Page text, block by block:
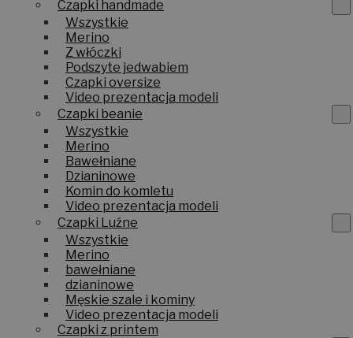
Czapki handmade
Wszystkie
Merino
Z włóczki
Podszyte jedwabiem
Czapki oversize
Video prezentacja modeli
Czapki beanie
Wszystkie
Merino
Bawełniane
Dzianinowe
Komin do komletu
Video prezentacja modeli
Czapki Luźne
Wszystkie
Merino
bawełniane
dzianinowe
Męskie szale i kominy
Video prezentacja modeli
Czapki z printem